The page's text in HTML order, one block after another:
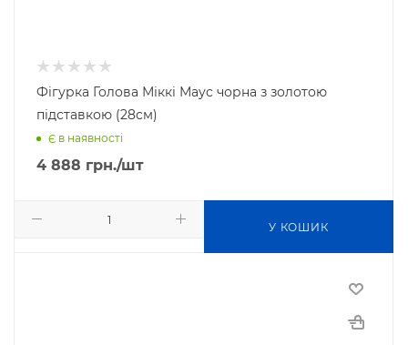
Фігурка Голова Міккі Маус чорна з золотою
підставкою (28см)
Є в наявності
4 888 грн./шт
У КОШИК